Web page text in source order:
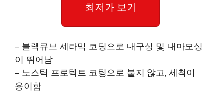
최저가 보기
– 블랙큐브 세라믹 코팅으로 내구성 및 내마모성
이 뛰어남
– 노스틱 프로텍트 코팅으로 붙지 않고, 세척이
용이함